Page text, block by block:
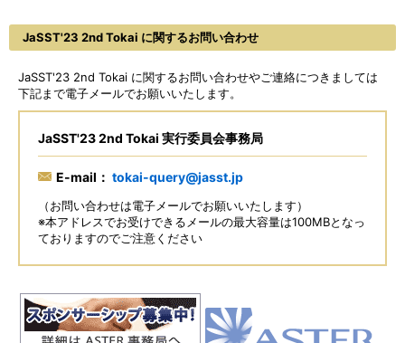
JaSST'23 2nd Tokai に関するお問い合わせ
JaSST'23 2nd Tokai に関するお問い合わせやご連絡につきましては
下記まで電子メールでお願いいたします。
JaSST'23 2nd Tokai 実行委員会事務局
E-mail： tokai-query@jasst.jp
（お問い合わせは電子メールでお願いいたします）
※本アドレスでお受けできるメールの最大容量は100MBとなっ
ておりますのでご注意ください